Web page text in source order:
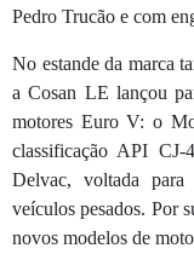
Pedro Trucão e com
No estande da marca
a Cosan LE lançou
motores Euro V: o
classificação API
Delvac, voltada
veículos pesados. Por
novos modelos de